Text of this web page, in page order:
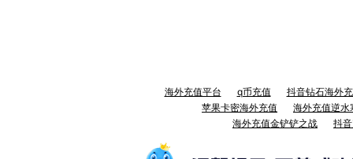
海外充值平台 q币充值
抖音钻石海外
苹果卡密海外充值
海外充值逆水
海外充值金铲铲之战
抖